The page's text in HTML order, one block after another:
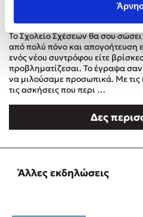
Τζένη Κουτσοδημητροπούλου
Emily Henry
Ali Hazelwood
Cori Doerrfeld
Pierdomenico Baccalario
Δημοφιλή Άρθρα
3 βιβλία βασισμένα σε αληθινά
Σχολείο σχέσεων
Το Σχολείο Σχέσεων θα σου
από πολύ πόνο και απογοήτευση
ενός νέου συντρόφου είτε
προβληματίζεσαι. Το έγραψα
να μιλούσαμε προσωπικά. Με τις
τις ασκήσεις που περι …
Δες
Άλλες εκδηλώσεις